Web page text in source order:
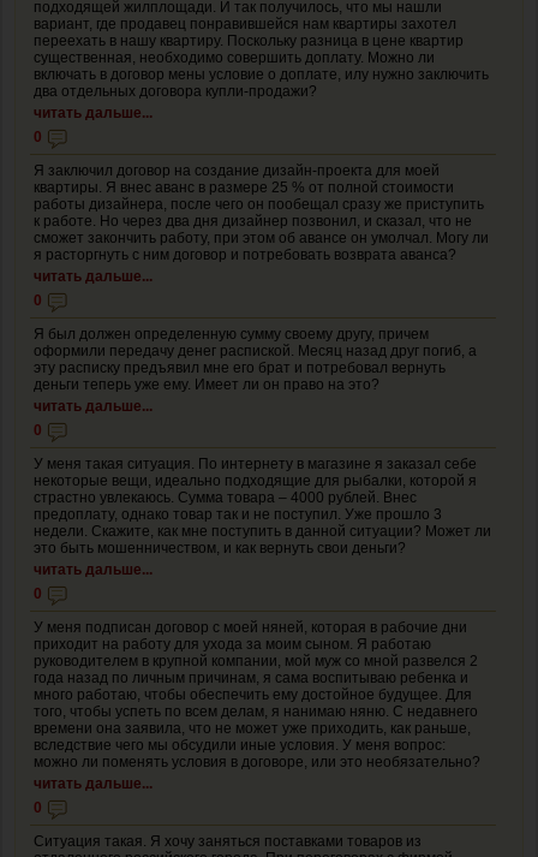
подходящей жилплощади. И так получилось, что мы нашли
вариант, где продавец понравившейся нам квартиры захотел
переехать в нашу квартиру. Поскольку разница в цене квартир
существенная, необходимо совершить доплату. Можно ли
включать в договор мены условие о доплате, илу нужно заключить
два отдельных договора купли-продажи?
читать дальше...
0
Я заключил договор на создание дизайн-проекта для моей
квартиры. Я внес аванс в размере 25 % от полной стоимости
работы дизайнера, после чего он пообещал сразу же приступить
к работе. Но через два дня дизайнер позвонил, и сказал, что не
сможет закончить работу, при этом об авансе он умолчал. Могу ли
я расторгнуть с ним договор и потребовать возврата аванса?
читать дальше...
0
Я был должен определенную сумму своему другу, причем
оформили передачу денег распиской. Месяц назад друг погиб, а
эту расписку предъявил мне его брат и потребовал вернуть
деньги теперь уже ему. Имеет ли он право на это?
читать дальше...
0
У меня такая ситуация. По интернету в магазине я заказал себе
некоторые вещи, идеально подходящие для рыбалки, которой я
страстно увлекаюсь. Сумма товара – 4000 рублей. Внес
предоплату, однако товар так и не поступил. Уже прошло 3
недели. Скажите, как мне поступить в данной ситуации? Может ли
это быть мошенничеством, и как вернуть свои деньги?
читать дальше...
0
У меня подписан договор с моей няней, которая в рабочие дни
приходит на работу для ухода за моим сыном. Я работаю
руководителем в крупной компании, мой муж со мной развелся 2
года назад по личным причинам, я сама воспитываю ребенка и
много работаю, чтобы обеспечить ему достойное будущее. Для
того, чтобы успеть по всем делам, я нанимаю няню. С недавнего
времени она заявила, что не может уже приходить, как раньше,
вследствие чего мы обсудили иные условия. У меня вопрос:
можно ли поменять условия в договоре, или это необязательно?
читать дальше...
0
Ситуация такая. Я хочу заняться поставками товаров из